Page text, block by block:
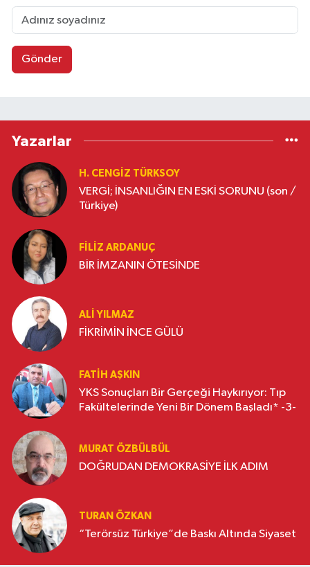
Gönder
Yazarlar
H. CENGIZ TÜRKSOY
VERGİ; İNSANLIĞIN EN ESKİ SORUNU (son /
Türkiye)
FILIZ ARDANUÇ
BİR İMZANIN ÖTESİNDE
ALI YILMAZ
FİKRİMİN İNCE GÜLÜ
FATIH AŞKIN
YKS Sonuçları Bir Gerçeği Haykırıyor: Tıp
Fakültelerinde Yeni Bir Dönem Başladı* -3-
MURAT ÖZBÜLBÜL
DOĞRUDAN DEMOKRASİYE İLK ADIM
TURAN ÖZKAN
“Terörsüz Türkiye”de Baskı Altında Siyaset